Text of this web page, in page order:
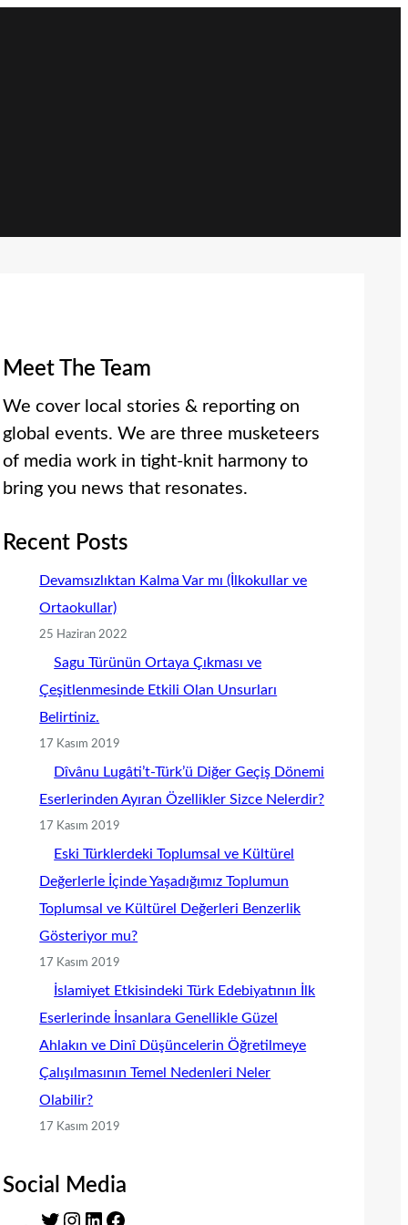
Meet The Team
We cover local stories & reporting on
global events. We are three musketeers
of media work in tight-knit harmony to
bring you news that resonates.
Recent Posts
Devamsızlıktan Kalma Var mı (İlkokullar ve
Ortaokullar)
25 Haziran 2022
Sagu Türünün Ortaya Çıkması ve
Çeşitlenmesinde Etkili Olan Unsurları
Belirtiniz.
17 Kasım 2019
Dîvânu Lugâti’t-Türk’ü Diğer Geçiş Dönemi
Eserlerinden Ayıran Özellikler Sizce Nelerdir?
17 Kasım 2019
Eski Türklerdeki Toplumsal ve Kültürel
Değerlerle İçinde Yaşadığımız Toplumun
Toplumsal ve Kültürel Değerleri Benzerlik
Gösteriyor mu?
17 Kasım 2019
İslamiyet Etkisindeki Türk Edebiyatının İlk
Eserlerinde İnsanlara Genellikle Güzel
Ahlakın ve Dinî Düşüncelerin Öğretilmeye
Çalışılmasının Temel Nedenleri Neler
Olabilir?
17 Kasım 2019
Social Media